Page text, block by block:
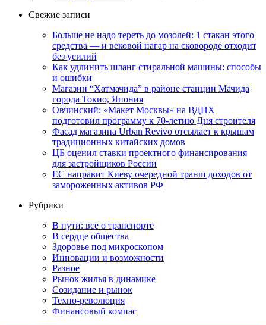
Свежие записи
Больше не надо тереть до мозолей: 1 стакан этого
средства — и вековой нагар на сковороде отходит
без усилий
Как удлинить шланг стиральной машины: способы
и ошибки
Магазин “Хатмачида” в районе станции Мачида
города Токио, Япония
Овчинский: «Макет Москвы» на ВДНХ
подготовил программу к 70-летию Дня строителя
Фасад магазина Urban Revivo отсылает к крышам
традиционных китайских домов
ЦБ оценил ставки проектного финансирования
для застройщиков России
ЕС направит Киеву очередной транш доходов от
замороженных активов РФ
Рубрики
В пути: все о транспорте
В сердце общества
Здоровье под микроскопом
Инновации и возможности
Разное
Рынок жилья в динамике
Созидание и рынок
Техно-революция
Финансовый компас